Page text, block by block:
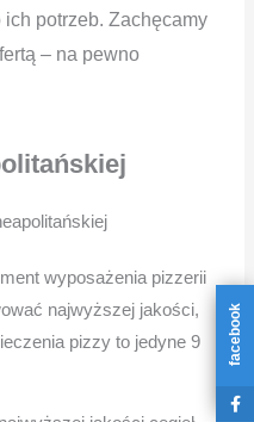
potrzeb. Zachęcamy
– na pewno
wyposażenia pizzerii
najwyższej jakości,
pizzy to jedyne 9
facebook